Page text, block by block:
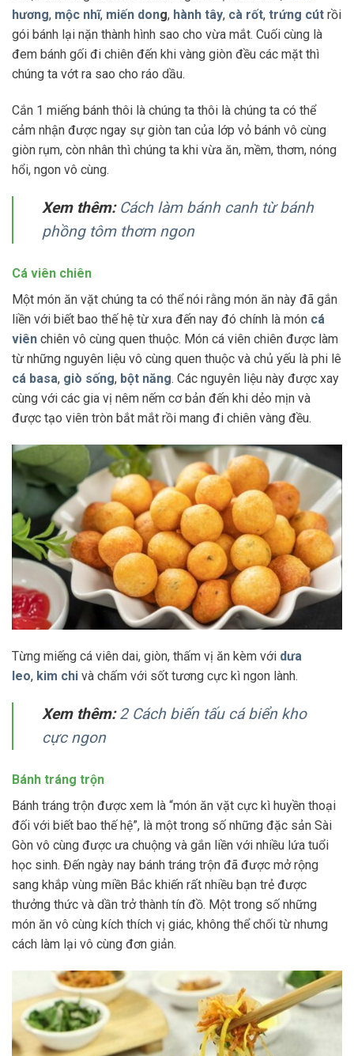
hương, mộc nhĩ, miến dong, hành tây, cà rốt, trứng cút rồi
gói bánh lại nặn thành hình sao cho vừa mắt. Cuối cùng là
đem bánh gối đi chiên đến khi vàng giòn đều các mặt thì
chúng ta vớt ra sao cho ráo dầu.
Cắn 1 miếng bánh thôi là chúng ta thôi là chúng ta có thể
cảm nhận được ngay sự giòn tan của lớp vỏ bánh vô cùng
giòn rụm, còn nhân thì chúng ta khi vừa ăn, mềm, thơm, nóng
hổi, ngon vô cùng.
Xem thêm: Cách làm bánh canh từ bánh
phồng tôm thơm ngon
Cá viên chiên
Một món ăn vặt chúng ta có thể nói rằng món ăn này đã gắn
liền với biết bao thế hệ từ xưa đến nay đó chính là món cá
viên chiên vô cùng quen thuộc. Món cá viên chiên được làm
từ những nguyên liệu vô cùng quen thuộc và chủ yếu là phi lê
cá basa, giò sống, bột năng. Các nguyên liệu này được xay
cùng với các gia vị nêm nếm cơ bản đến khi dẻo mịn và
được tạo viên tròn bắt mắt rồi mang đi chiên vàng đều.
Từng miếng cá viên dai, giòn, thấm vị ăn kèm với dưa
leo, kim chi và chấm với sốt tương cực kì ngon lành.
Xem thêm: 2 Cách biến tấu cá biển kho
cực ngon
Bánh tráng trộn
Bánh tráng trộn được xem là “món ăn vặt cực kì huyền thoại
đối với biết bao thế hệ”, là một trong số những đặc sản Sài
Gòn vô cùng được ưa chuộng và gắn liền với nhiều lứa tuổi
học sinh. Đến ngày nay bánh tráng trộn đã được mở rộng
sang khắp vùng miền Bắc khiến rất nhiều bạn trẻ được
thưởng thức và dần trở thành tín đồ. Một trong số những
món ăn vô cùng kích thích vị giác, không thể chối từ nhưng
cách làm lại vô cùng đơn giản.